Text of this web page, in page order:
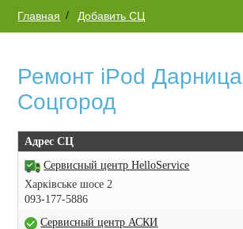
Главная Добавить СЦ
Ремонт iPod Дарница
Соцгород
Адрес СЦ
Сервисный центр HelloService
Харківське шосе 2
093-177-5886
Сервисный центр АСКИ